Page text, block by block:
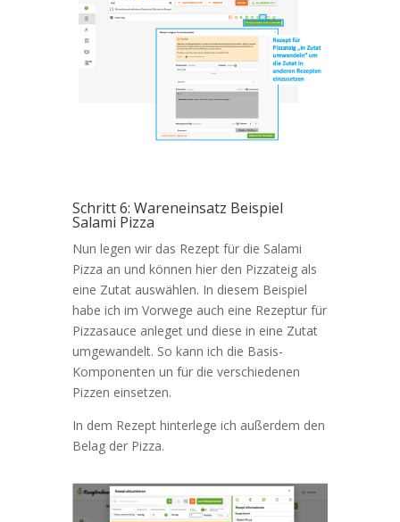
Schritt 6: Wareneinsatz Beispiel
Salami Pizza
Nun legen wir das Rezept für die Salami
Pizza an und können hier den Pizzateig als
eine Zutat auswählen. In diesem Beispiel
habe ich im Vorwege auch eine Rezeptur für
Pizzasauce anleget und diese in eine Zutat
umgewandelt. So kann ich die Basis-
Komponenten un für die verschiedenen
Pizzen einsetzen.
In dem Rezept hinterlege ich außerdem den
Belag der Pizza.